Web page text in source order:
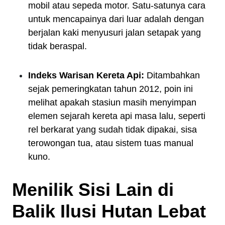
mobil atau sepeda motor. Satu-satunya cara
untuk mencapainya dari luar adalah dengan
berjalan kaki menyusuri jalan setapak yang
tidak beraspal.
Indeks Warisan Kereta Api: Ditambahkan
sejak pemeringkatan tahun 2012, poin ini
melihat apakah stasiun masih menyimpan
elemen sejarah kereta api masa lalu, seperti
rel berkarat yang sudah tidak dipakai, sisa
terowongan tua, atau sistem tuas manual
kuno.
Menilik Sisi Lain di
Balik Ilusi Hutan Lebat